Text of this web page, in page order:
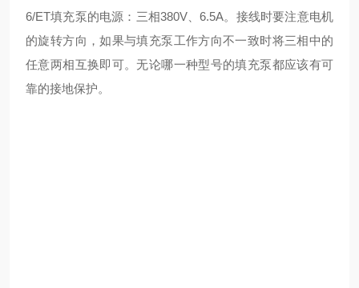
6/ET填充泵的电源：三相380V、6.5A。接线时要注意电机
的旋转方向，如果与填充泵工作方向不一致时将三相中的
任意两相互换即可。无论哪一种型号的填充泵都应该有可
靠的接地保护。